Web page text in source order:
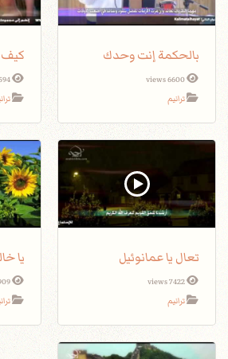
بالحكمة إنت وحدك
6600 views
ترانيم
كيف
6594 views
تعال يا عمانوئيل
7422 views
ترانيم
يا
6909 views